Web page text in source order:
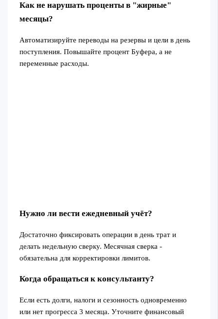
Как не нарушать проценты в "жирные"
месяцы?
Автоматизируйте переводы на резервы и цели в день
поступления. Повышайте процент Буфера, а не
переменные расходы.
Нужно ли вести ежедневный учёт?
Достаточно фиксировать операции в день трат и
делать недельную сверку. Месячная сверка -
обязательна для корректировки лимитов.
Когда обращаться к консультанту?
Если есть долги, налоги и сезонность одновременно
или нет прогресса 3 месяца. Уточните финансовый